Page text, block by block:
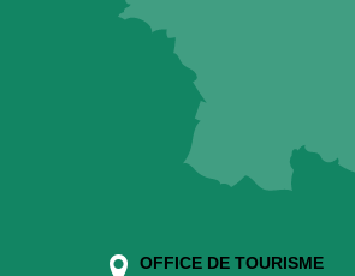
OFFICE DE TOURISME